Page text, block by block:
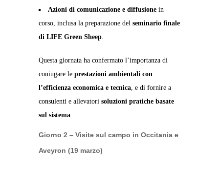
Azioni di comunicazione e diffusione in
corso, inclusa la preparazione del seminario finale
di LIFE Green Sheep.
Questa giornata ha confermato l’importanza di
coniugare le prestazioni ambientali con
l’efficienza economica e tecnica, e di fornire a
consulenti e allevatori soluzioni pratiche basate
sul sistema.
Giorno 2 – Visite sul campo in Occitania e
Aveyron (19 marzo)